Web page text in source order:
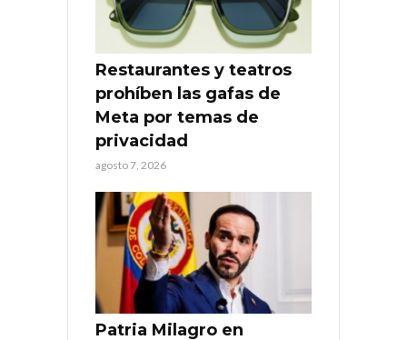
Restaurantes y teatros
prohíben las gafas de
Meta por temas de
privacidad
agosto 7, 2026
Patria Milagro en